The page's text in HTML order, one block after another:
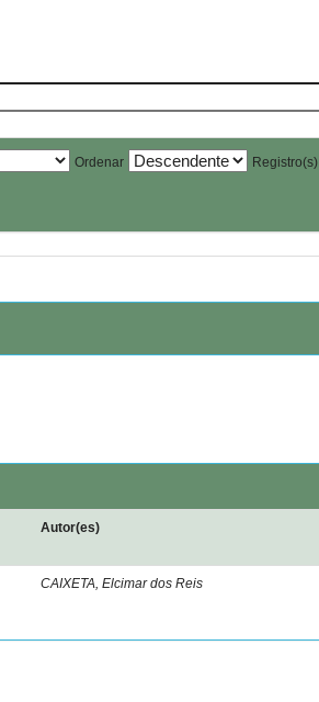
Ordenar Registro(s)
Autor(es)
CAIXETA, Elcimar dos Reis